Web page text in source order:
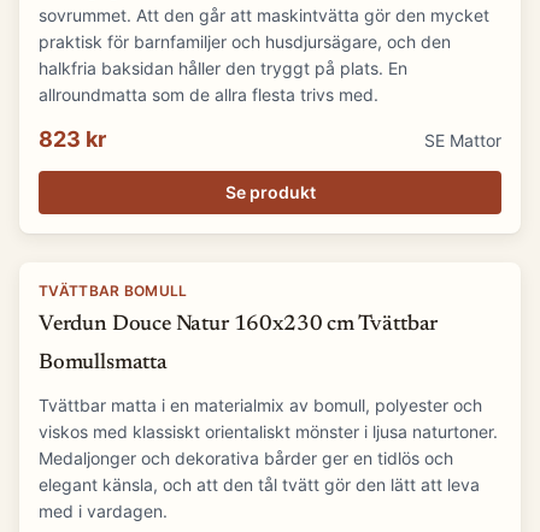
sovrummet. Att den går att maskintvätta gör den mycket
praktisk för barnfamiljer och husdjursägare, och den
halkfria baksidan håller den tryggt på plats. En
allroundmatta som de allra flesta trivs med.
823 kr SE Mattor
Se produkt
TVÄTTBAR BOMULL
Verdun Douce Natur 160x230 cm Tvättbar
Bomullsmatta
Tvättbar matta i en materialmix av bomull, polyester och
viskos med klassiskt orientaliskt mönster i ljusa naturtoner.
Medaljonger och dekorativa bårder ger en tidlös och
elegant känsla, och att den tål tvätt gör den lätt att leva
med i vardagen.